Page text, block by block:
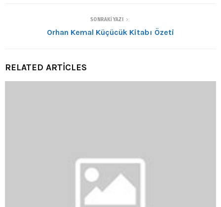
SONRAKI YAZI
Orhan Kemal Küçücük Kitabı Özeti
RELATED ARTICLES